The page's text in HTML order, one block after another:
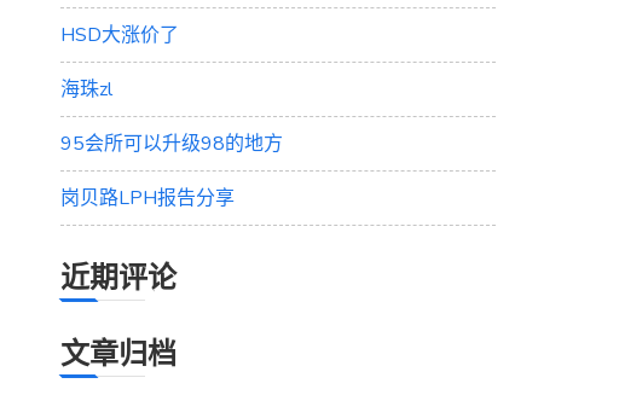
HSD大涨价了
海珠zl
95会所可以升级98的地方
岗贝路LPH报告分享
近期评论
文章归档